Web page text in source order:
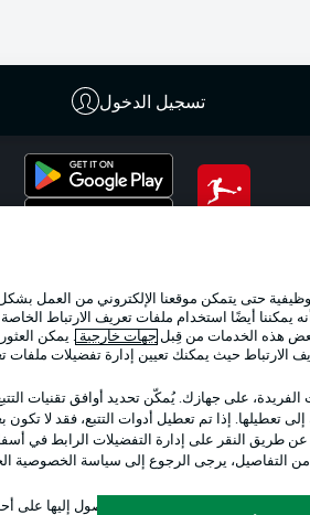
تسجيل الدخول
اختر اللغة
حتى يتمكن موقعنا الإلكتروني من العمل
أيضًا استخدام ملفات تعريف الارتباط الخاصة
بعض هذه الخدمات من قِبل جهات خارجية . يمكن
الارتباط حيث يمكنك تعيين إدارة تفضيلات
الفريدة، على جهازك. يُمكّن تحديد أوافق تقنيات
إذا تم تعطيل أدوات التتبع، فقد لا تكون
طريق النقر على إدارة التفضيلات الرابط في
من التفاصيل، يرجى الرجوع إلى سياسة الخصوصية
تخزين المعلومات و/أو الوصول إليها على